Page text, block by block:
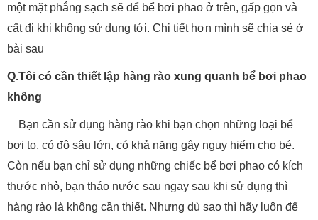
một mặt phẳng sạch sẽ để bể bơi phao ở trên, gấp gọn và
cất đi khi không sử dụng tới. Chi tiết hơn mình sẽ chia sẻ ở
bài sau
Q.Tôi có cần thiết lập hàng rào xung quanh bể bơi phao
không
Bạn cần sử dụng hàng rào khi bạn chọn những loại bể
bơi to, có độ sâu lớn, có khả năng gây nguy hiểm cho bé.
Còn nếu bạn chỉ sử dụng những chiếc bể bơi phao có kích
thước nhỏ, bạn tháo nước sau ngay sau khi sử dụng thì
hàng rào là không cần thiết. Nhưng dù sao thì hãy luôn để